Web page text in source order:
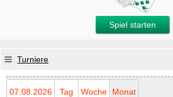
Spiel starten
Turniere
07.08.2026 Tag Woche Monat